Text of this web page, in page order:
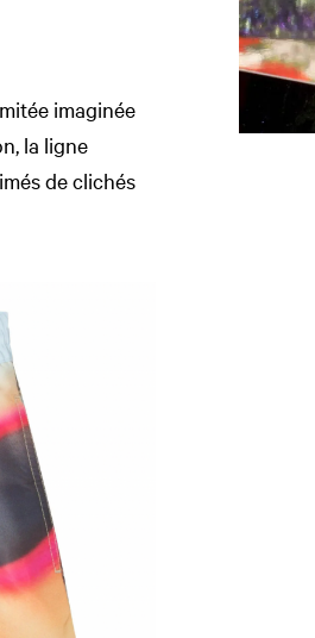
imaginée
la ligne
de clichés